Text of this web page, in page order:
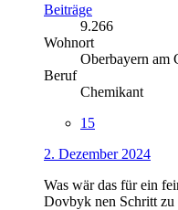
Beiträge
9.266
Wohnort
Oberbayern am
Beruf
Chemikant
15
2. Dezember 2024
Was wär das für ein
Dovbyk nen Schritt zu